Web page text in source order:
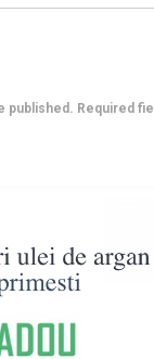
published. Required